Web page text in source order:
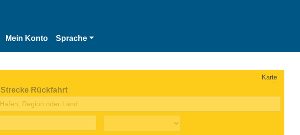
Mein Konto Sprache
Karte
Strecke Rückfahrt